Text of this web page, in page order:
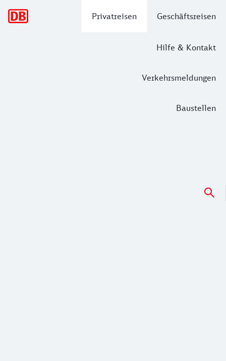
Privatreisen Geschäftsreisen
Hilfe & Kontakt
Verkehrsmeldungen
Baustellen